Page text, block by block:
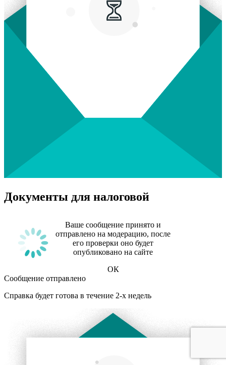
Ваше сообщение принято и
отправлено на модерацию, после
его проверки оно будет
опубликовано на сайте
ОК
Документы для налоговой
Сообщение отправлено
Справка будет готова в течение 2-х недель